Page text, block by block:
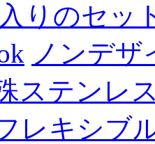
りのセッ
ノンデザ
ステンレ
レキシブ